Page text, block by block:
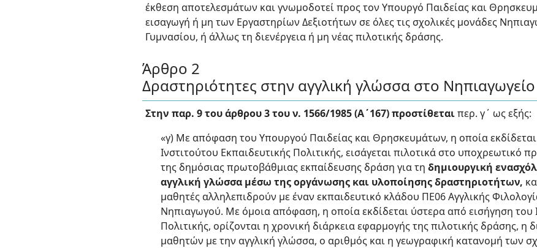
έκθεση αποτελεσμάτων και γνωμοδοτεί προς τον Υπουργό Παιδείας και
εισαγωγή ή μη των Εργαστηρίων Δεξιοτήτων σε όλες τις σχολικές μονάδες
Γυμνασίου, ή άλλως τη διενέργεια ή μη νέας πιλοτικής δράσης.
Άρθρο 2
Δραστηριότητες στην αγγλική γλώσσα στο Νηπιαγωγείο
Στην παρ. 9 του άρθρου 3 του ν. 1566/1985 (Α΄167) προστίθεταιπερ. γ΄ ως εξής:
«γ) Με απόφαση του Υπουργού Παιδείας και Θρησκευμάτων, η οποία
Ινστιτούτου Εκπαιδευτικής Πολιτικής, εισάγεται πιλοτικά στο υποχρεωτικό
της δημόσιας πρωτοβάθμιας εκπαίδευσης δράση για τη δημιουργική
αγγλική γλώσσα μέσω της οργάνωσης και υλοποίησης δραστηριοτήτων,
μαθητές αλληλεπιδρούν με έναν εκπαιδευτικό κλάδου ΠΕ06 Αγγλικής
Νηπιαγωγού. Με όμοια απόφαση, η οποία εκδίδεται ύστερα από εισήγηση του
Πολιτικής, ορίζονται η χρονική διάρκεια εφαρμογής της πιλοτικής δράσης, η
μαθητών με την αγγλική γλώσσα, ο αριθμός και η γεωγραφική κατανομή των